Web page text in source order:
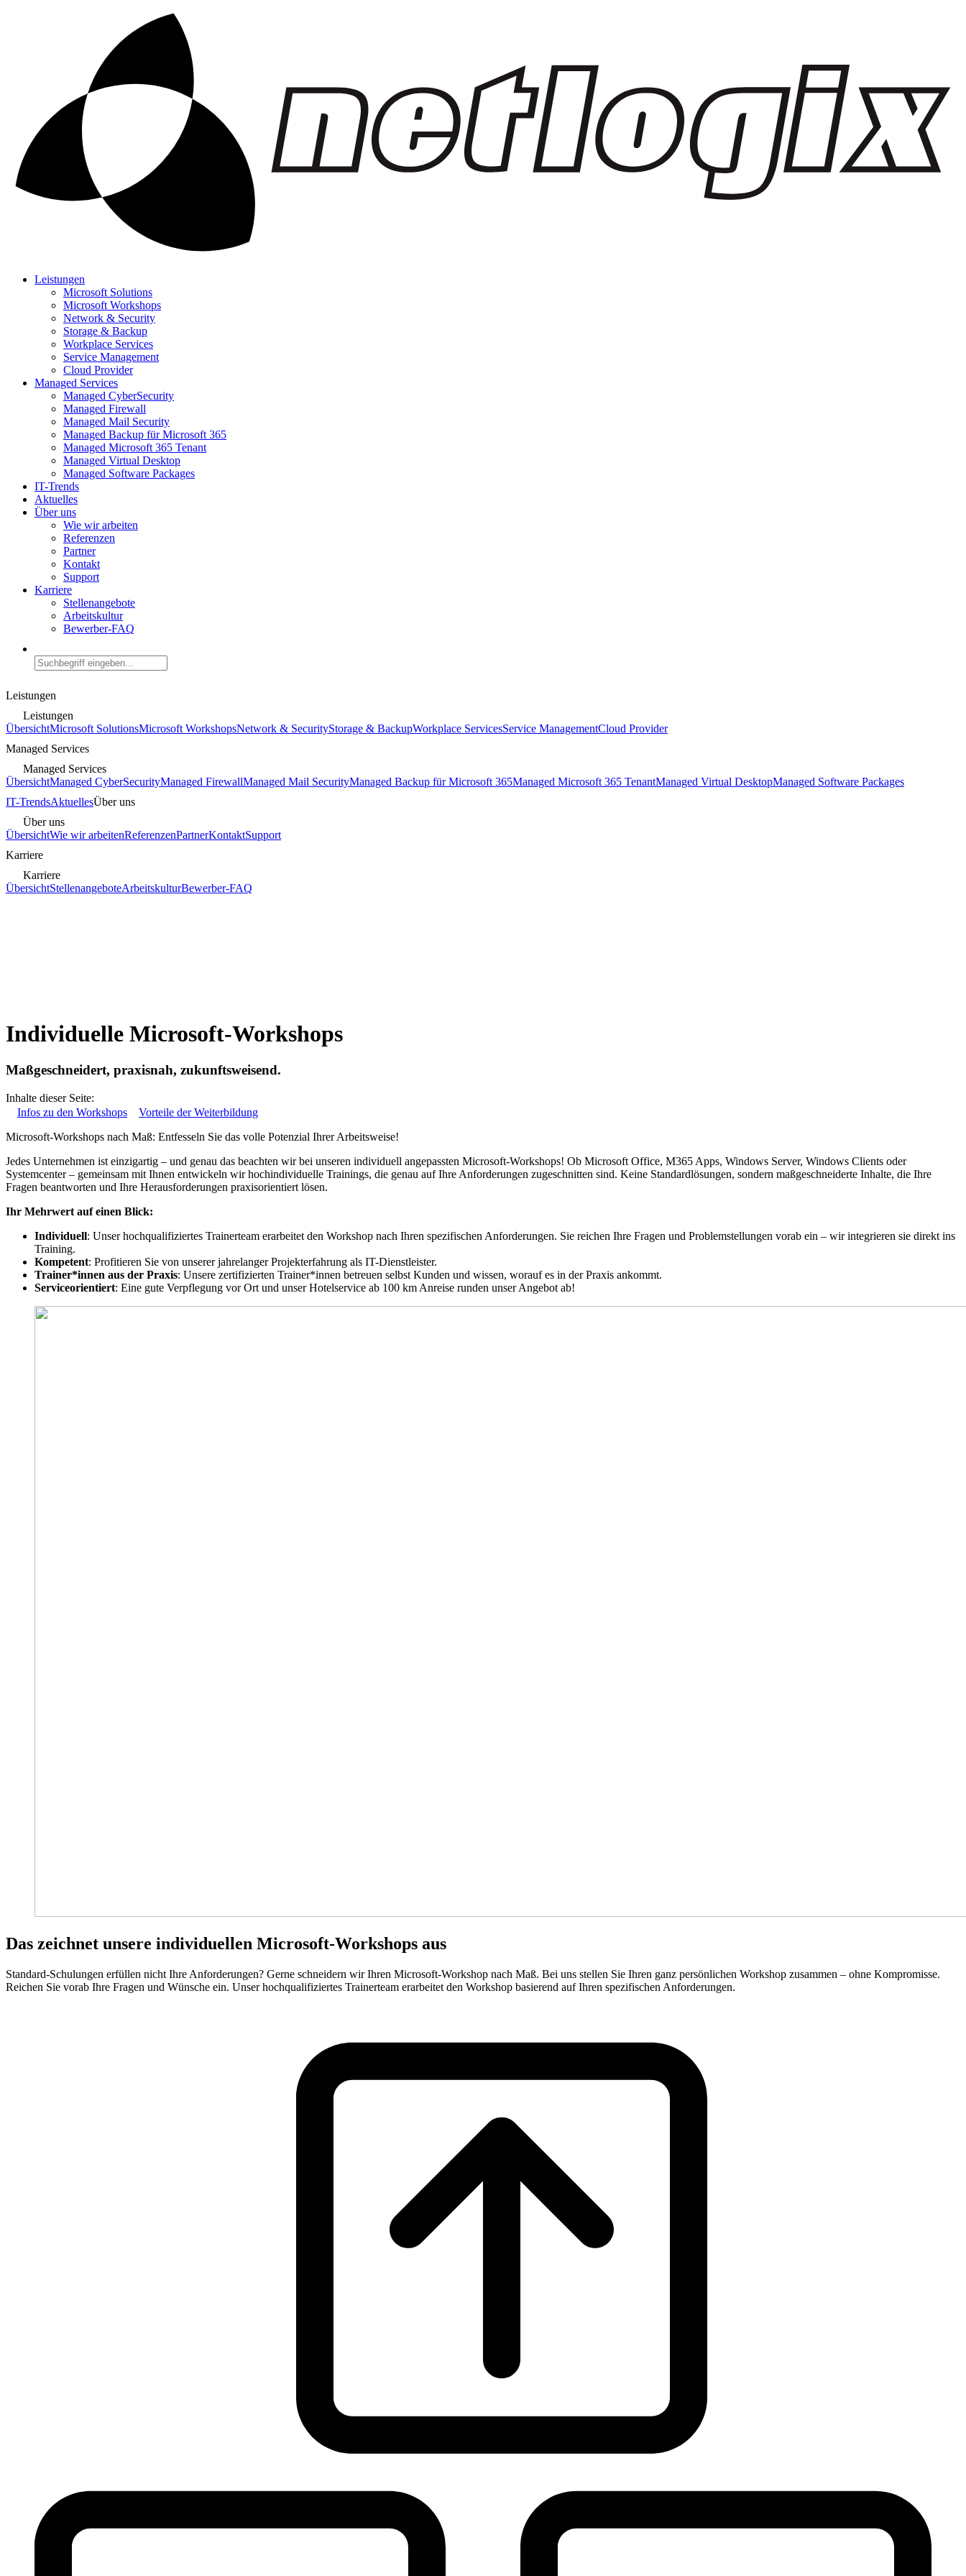
Leistungen
Microsoft Solutions
Microsoft Workshops
Network & Security
Storage & Backup
Workplace Services
Service Management
Cloud Provider
Managed Services
Managed CyberSecurity
Managed Firewall
Managed Mail Security
Managed Backup für Microsoft 365
Managed Microsoft 365 Tenant
Managed Virtual Desktop
Managed Software Packages
IT-Trends
Aktuelles
Über uns
Wie wir arbeiten
Referenzen
Partner
Kontakt
Support
Karriere
Stellenangebote
Arbeitskultur
Bewerber-FAQ
Leistungen
Leistungen
ÜbersichtMicrosoft SolutionsMicrosoft WorkshopsNetwork & SecurityStorage & BackupWorkplace ServicesService ManagementCloud Provider
Managed Services
Managed Services
ÜbersichtManaged CyberSecurityManaged FirewallManaged Mail SecurityManaged Backup für Microsoft 365Managed Microsoft 365 TenantManaged Virtual DesktopManaged Software Packages
IT-TrendsAktuellesÜber uns
Über uns
ÜbersichtWie wir arbeitenReferenzenPartnerKontaktSupport
Karriere
Karriere
ÜbersichtStellenangeboteArbeitskulturBewerber-FAQ
Individuelle Microsoft-Workshops
Maßgeschneidert, praxisnah, zukunftsweisend.
Inhalte dieser Seite:
Infos zu den Workshops
Vorteile der Weiterbildung
Microsoft-Workshops nach Maß: Entfesseln Sie das volle Potenzial Ihrer Arbeitsweise!
Jedes Unternehmen ist einzigartig – und genau das beachten wir bei unseren individuell angepassten Microsoft-Workshops! Ob Microsoft Office, M365 Apps, Windows Server, Windows Clients oder
Systemcenter – gemeinsam mit Ihnen entwickeln wir hochindividuelle Trainings, die genau auf Ihre Anforderungen zugeschnitten sind. Keine Standardlösungen, sondern maßgeschneiderte Inhalte, die Ihre
Fragen beantworten und Ihre Herausforderungen praxisorientiert lösen.
Ihr Mehrwert auf einen Blick:
Individuell: Unser hochqualifiziertes Trainerteam erarbeitet den Workshop nach Ihren spezifischen Anforderungen. Sie reichen Ihre Fragen und Problemstellungen vorab ein – wir integrieren sie direkt ins
Training.
Kompetent: Profitieren Sie von unserer jahrelanger Projekterfahrung als IT-Dienstleister.
Trainer*innen aus der Praxis: Unsere zertifizierten Trainer*innen betreuen selbst Kunden und wissen, worauf es in der Praxis ankommt.
Serviceorientiert: Eine gute Verpflegung vor Ort und unser Hotelservice ab 100 km Anreise runden unser Angebot ab!
Das zeichnet unsere individuellen Microsoft-Workshops aus
Standard-Schulungen erfüllen nicht Ihre Anforderungen? Gerne schneidern wir Ihren Microsoft-Workshop nach Maß. Bei uns stellen Sie Ihren ganz persönlichen Workshop zusammen – ohne Kompromisse.
Reichen Sie vorab Ihre Fragen und Wünsche ein. Unser hochqualifiziertes Trainerteam erarbeitet den Workshop basierend auf Ihren spezifischen Anforderungen.